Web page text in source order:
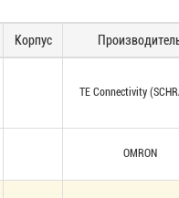
Корпус
TE Connectivity
OMRON